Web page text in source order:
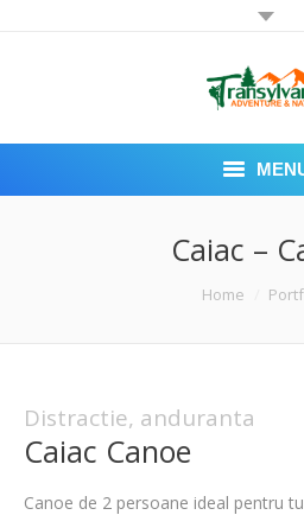
DESPRE NOI
CONDITII DE INCHIRIERE
Caiac –
Home
Distractie, anduranta
Caiac Canoe
Canoe de 2 persoane ideal pentru